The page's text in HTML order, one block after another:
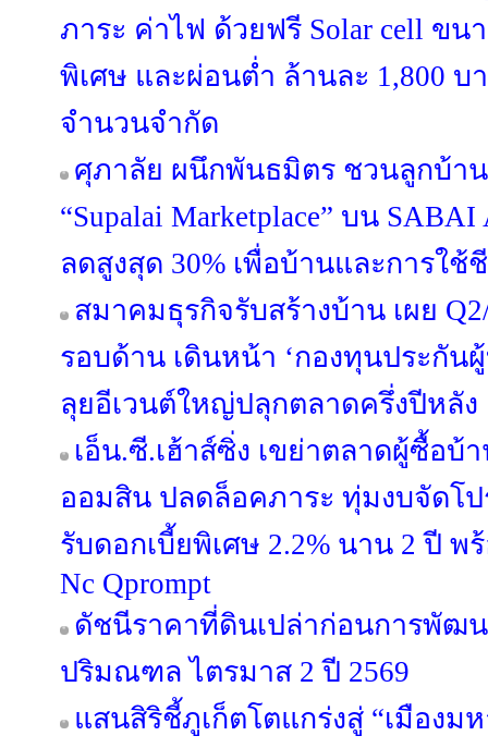
ภาระ ค่าไฟ ด้วยฟรี Solar cell ขน
พิเศษ และผ่อนต่ำ ล้านละ 1,800
จำนวนจำกัด
ศุภาลัย ผนึกพันธมิตร ชวนลูกบ้าน
“Supalai Marketplace” บน
ลดสูงสุด 30% เพื่อบ้านและการใ
สมาคมธุรกิจรับสร้างบ้าน เผย
รอบด้าน เดินหน้า ‘กองทุนประกัน
ลุยอีเวนต์ใหญ่ปลุกตลาดครึ่งปีหลัง
เอ็น.ซี.เฮ้าส์ซิ่ง เขย่าตลาดผู้ซื้อบ้
ออมสิน ปลดล็อคภาระ ทุ่มงบจัดโ
รับดอกเบี้ยพิเศษ 2.2% นาน 2 ปี พ
Nc Qprompt
ดัชนีราคาที่ดินเปล่าก่อนการพัฒน
ปริมณฑล ไตรมาส 2 ปี 2569
แสนสิริชี้ภูเก็ตโตแกร่งสู่ “เมืองม